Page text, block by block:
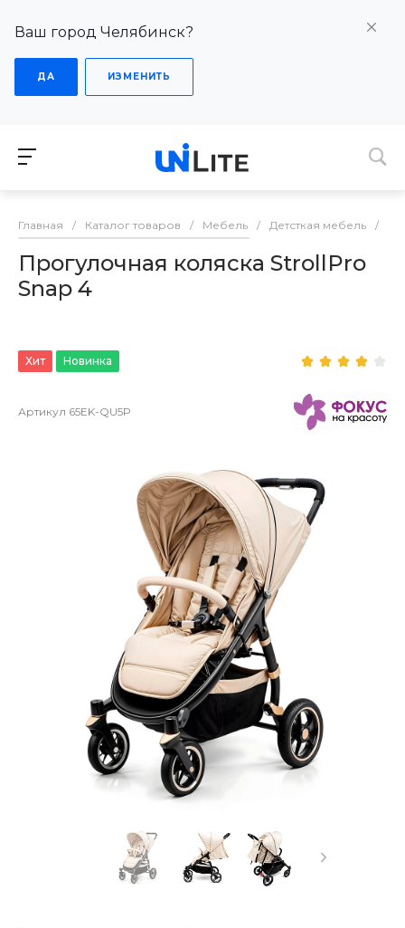
Ваш город Челябинск?
ДА ИЗМЕНИТЬ
Главная / Каталог товаров / Мебель / Детсткая мебель /
Прогулочная коляска StrollPro
Snap 4
Хит Новинка
Артикул 65EK-QU5P